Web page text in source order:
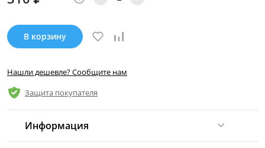
В корзину
Нашли дешевле? Сообщите нам
Защита покупателя
Информация